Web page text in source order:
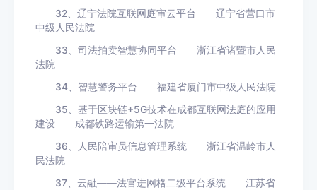
32、辽宁法院互联网庭审云平台 辽宁省营口市
中级人民法院
33、司法拍卖智慧协同平台 浙江省诸暨市人民
法院
34、智慧警务平台 福建省厦门市中级人民法院
35、基于区块链+5G技术在成都互联网法庭的应用
建设 成都铁路运输第一法院
36、人民陪审员信息管理系统 浙江省温岭市人
民法院
37、云融——法官进网格二级平台系统 江苏省